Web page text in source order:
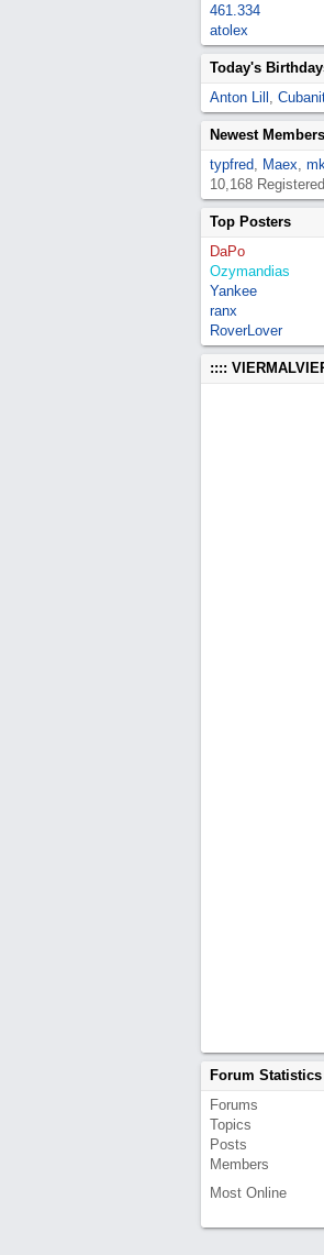
461.334
atolex
Today's
Anton Lill ,
Newest Members
typfred, Maex,
10,168
Top Posters
DaPo
Ozymandias
Yankee
ranx
RoverLover
::::
Forum Statistics
Forums
Topics
Posts
Members
Most Online